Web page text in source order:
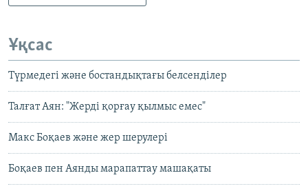
Ұқсас
Түрмедегі және бостандықтағы белсенділер
Талғат Аян: "Жерді қорғау қылмыс емес"
Макс Боқаев және жер шерулері
Боқаев пен Аянды марапаттау машақаты